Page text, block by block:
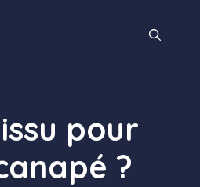
pour
?